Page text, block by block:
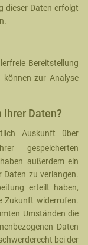
dieser Daten erfolgt
Bereitstellung
können zur Analyse
Ihrer Daten?
Auskunft über
gespeicherten
außerdem ein
Daten zu verlangen.
erteilt haben,
Zukunft widerrufen.
Umständen die
Daten
bei der